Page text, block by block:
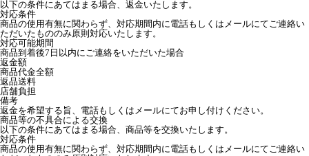
以下の条件にあてはまる場合、返金いたします。
対応条件
商品の使用有無に関わらず、対応期間内に電話もしくはメールにてご連絡い
ただいたもののみ原則対応いたします。
対応可能期間
商品到着後7日以内にご連絡をいただいた場合
返金額
商品代金全額
返品送料
店舗負担
備考
返金を希望する旨、電話もしくはメールにてお申し付けください。
商品等の不具合による交換
以下の条件にあてはまる場合、商品等を交換いたします。
対応条件
商品の使用有無に関わらず、対応期間内に電話もしくはメールにてご連絡い